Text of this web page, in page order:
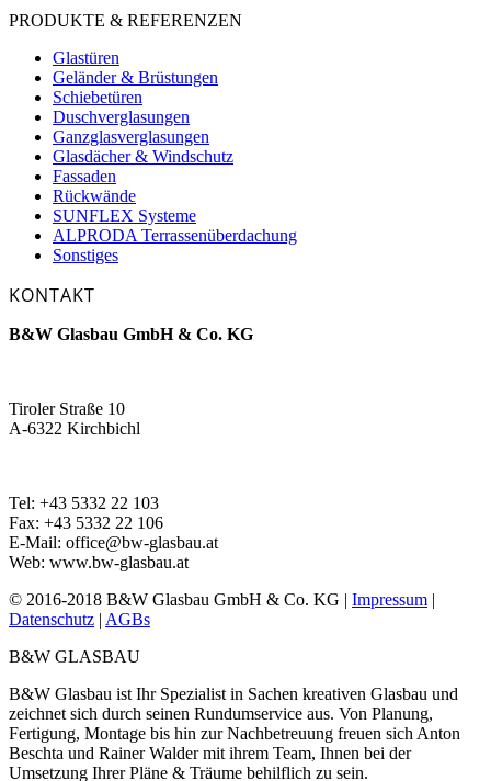
PRODUKTE & REFERENZEN
Glastüren
Geländer & Brüstungen
Schiebetüren
Duschverglasungen
Ganzglasverglasungen
Glasdächer & Windschutz
Fassaden
Rückwände
SUNFLEX Systeme
ALPRODA Terrassenüberdachung
Sonstiges
KONTAKT
B&W Glasbau GmbH & Co. KG
Tiroler Straße 10
A-6322 Kirchbichl
Tel: +43 5332 22 103
Fax: +43 5332 22 106
E-Mail: office@bw-glasbau.at
Web: www.bw-glasbau.at
© 2016-2018 B&W Glasbau GmbH & Co. KG | Impressum |
Datenschutz | AGBs
B&W GLASBAU
B&W Glasbau ist Ihr Spezialist in Sachen kreativen Glasbau und
zeichnet sich durch seinen Rundumservice aus. Von Planung,
Fertigung, Montage bis hin zur Nachbetreuung freuen sich Anton
Beschta und Rainer Walder mit ihrem Team, Ihnen bei der
Umsetzung Ihrer Pläne & Träume behilflich zu sein.